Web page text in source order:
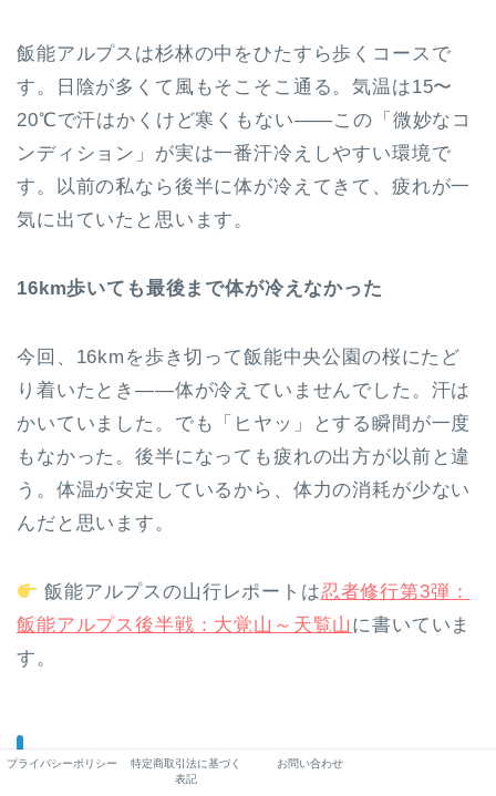
飯能アルプスは杉林の中をひたすら歩くコースで
す。日陰が多くて風もそこそこ通る。気温は15〜
20℃で汗はかくけど寒くもない——この「微妙なコ
ンディション」が実は一番汗冷えしやすい環境で
す。以前の私なら後半に体が冷えてきて、疲れが一
気に出ていたと思います。
16km歩いても最後まで体が冷えなかった
今回、16kmを歩き切って飯能中央公園の桜にたど
り着いたとき——体が冷えていませんでした。汗は
かいていました。でも「ヒヤッ」とする瞬間が一度
もなかった。後半になっても疲れの出方が以前と違
う。体温が安定しているから、体力の消耗が少ない
んだと思います。
飯能アルプスの山行レポートは忍者修行第3弾：
飯能アルプス後半戦：大覚山～天覧山 に書いていま
す。
2回使って確認できたこと
プライバシーポリシー
特定商取引法に基づく
表記
お問い合わせ